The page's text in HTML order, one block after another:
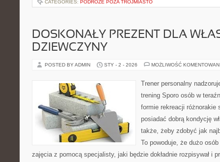
CATEGORIES: PODRÓŻE POZA TRÓJMIASTO
DOSKONAŁY PREZENT DLA
DZIEWCZYNY
POSTED BY ADMIN STY - 2 - 2026 MOŻLIWOŚĆ
Trener personalny
trening Sporo osób w
formie rekreacji różnorakie
posiadać dobrą kondycję
także, żeby zdobyć jak
To powoduje, że dużo
zajęcia z pomocą specjalisty, jaki będzie dokładnie rozpisywał i